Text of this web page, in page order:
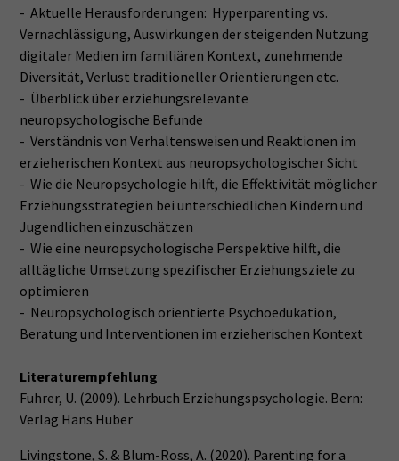
- Aktuelle Herausforderungen: Hyperparenting vs.
Vernachlässigung, Auswirkungen der steigenden Nutzung
digitaler Medien im familiären Kontext, zunehmende
Diversität, Verlust traditioneller Orientierungen etc.
- Überblick über erziehungsrelevante
neuropsychologische Befunde
- Verständnis von Verhaltensweisen und Reaktionen im
erzieherischen Kontext aus neuropsychologischer Sicht
- Wie die Neuropsychologie hilft, die Effektivität möglicher
Erziehungsstrategien bei unterschiedlichen Kindern und
Jugendlichen einzuschätzen
- Wie eine neuropsychologische Perspektive hilft, die
alltägliche Umsetzung spezifischer Erziehungsziele zu
optimieren
- Neuropsychologisch orientierte Psychoedukation,
Beratung und Interventionen im erzieherischen Kontext
Literaturempfehlung
Fuhrer, U. (2009). Lehrbuch Erziehungspsychologie. Bern:
Verlag Hans Huber
Livingstone, S. & Blum-Ross, A. (2020). Parenting for a